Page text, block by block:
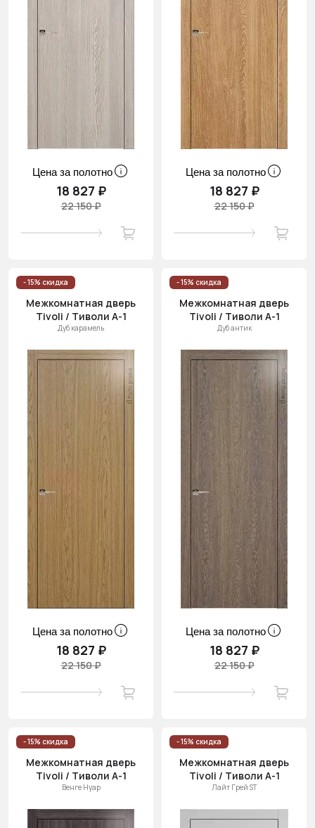
Цена за полотно
18 827 ₽
22 150 ₽
Цена за полотно
18 827 ₽
22 150 ₽
- 15% скидка
Межкомнатная дверь
Tivoli / Тиволи А-1
Дуб карамель
Цена за полотно
18 827 ₽
22 150 ₽
- 15% скидка
Межкомнатная дверь
Tivoli / Тиволи А-1
Дуб антик
Цена за полотно
18 827 ₽
22 150 ₽
- 15% скидка
Межкомнатная дверь
Tivoli / Тиволи А-1
Венге Нуар
- 15% скидка
Межкомнатная дверь
Tivoli / Тиволи А-1
Лайт Грей ST